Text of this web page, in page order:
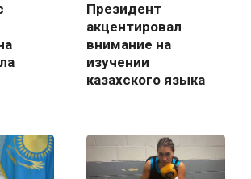
Президент
акцентировал
внимание на
изучении
казахского языка